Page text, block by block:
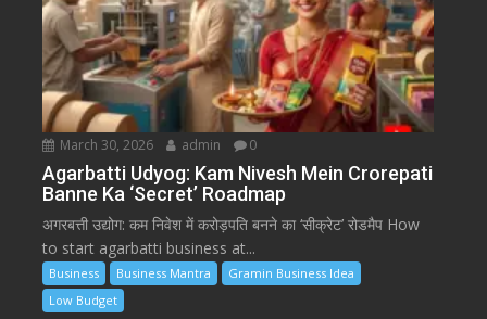
March 30, 2026 admin 0
Agarbatti Udyog: Kam Nivesh Mein Crorepati
Banne Ka ‘Secret’ Roadmap
अगरबत्ती उद्योग: कम निवेश में करोड़पति बनने का ‘सीक्रेट’ रोडमैप How
to start agarbatti business at...
Business Business Mantra
Gramin Business Idea
Low Budget